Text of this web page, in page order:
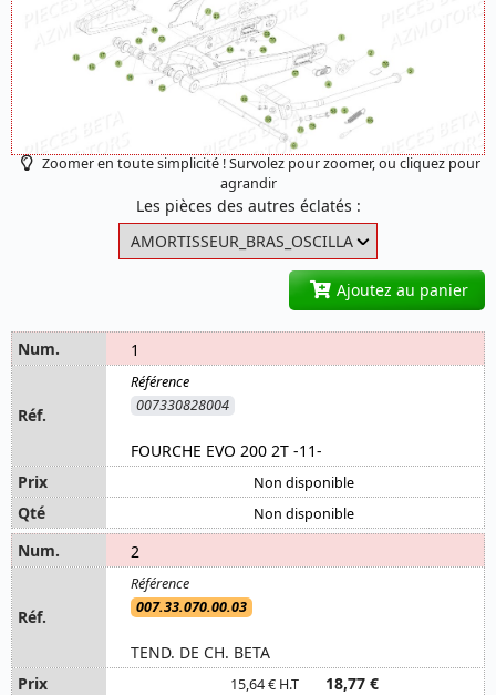
Zoomer en toute simplicité ! Survolez pour zoomer, ou cliquez pour
agrandir
Les pièces des autres éclatés :
Ajoutez au panier
1
007330828004
FOURCHE EVO 200 2T -11-
Non disponible
Non disponible
2
007.33.070.00.03
TEND. DE CH. BETA
15,64 € H.T 18,77 €